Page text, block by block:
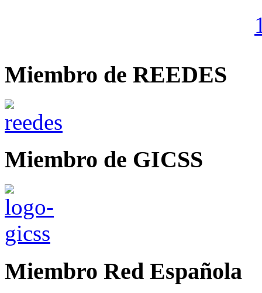
Miembro de REEDES
Miembro de GICSS
Miembro Red Española